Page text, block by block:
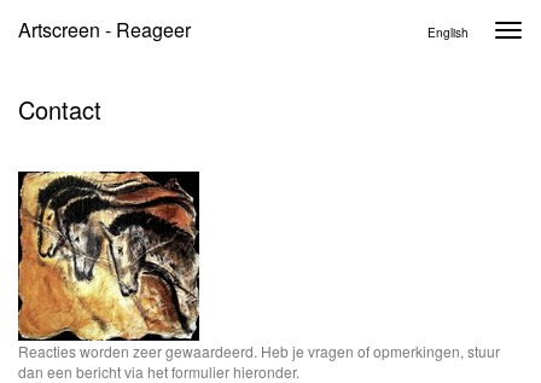
Artscreen - Reageer English
Contact
Reacties worden zeer gewaardeerd. Heb je vragen of opmerkingen, stuur
dan een bericht via het formulier hieronder.